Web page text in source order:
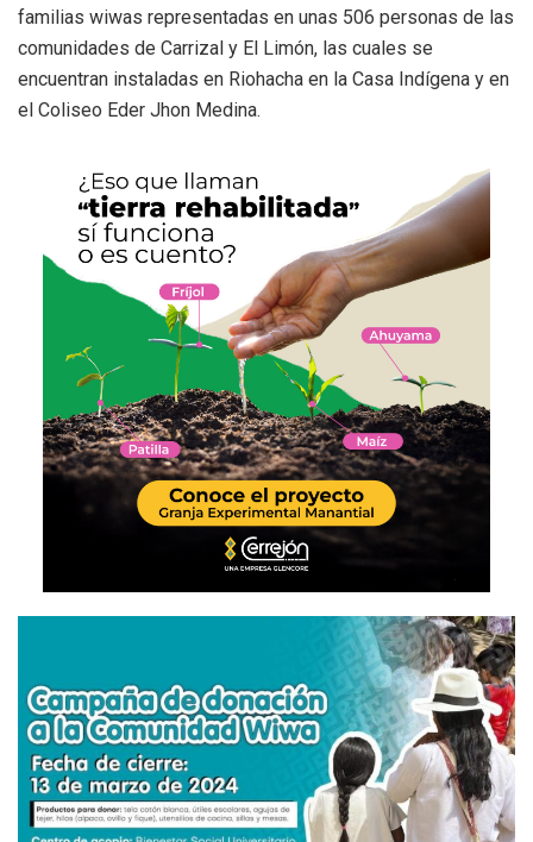
familias wiwas representadas en unas 506 personas de las
comunidades de Carrizal y El Limón, las cuales se
encuentran instaladas en Riohacha en la Casa Indígena y en
el Coliseo Eder Jhon Medina.